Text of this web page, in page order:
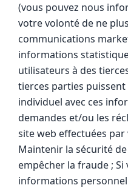
(vous pouvez nous
votre volonté de ne
communications
informations
utilisateurs à des
tierces parties
individuel avec ces
demandes et/ou les
site web effectuées
Maintenir la sécurité
empêcher la fraude ;
informations